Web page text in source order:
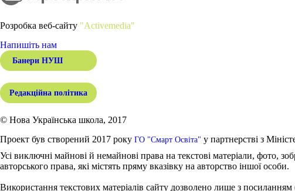
Розробка веб-сайту "Activemedia"
Напишіть нам
Банери НУШ
Редакційна політика
© Нова Українська школа, 2017
Проект був створений 2017 року ГО "Смарт Освіта" у партнерстві з
Усі виключні майнові й немайнові права на текстові матеріали, фото,
авторського права, які містять пряму вказівку на авторство іншої особи.
Використання текстових матеріалів сайту дозволено лише з